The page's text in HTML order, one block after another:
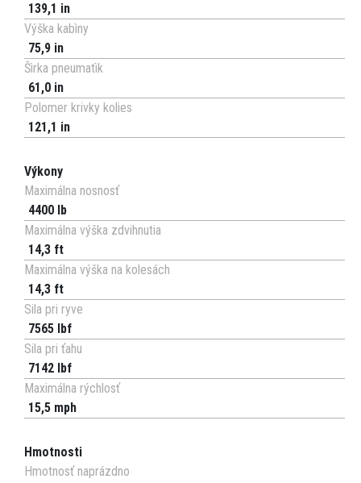
139,1 in
Výška kabìny
75,9 in
Šìrka pneumatìk
61,0 in
Polomer krivky kolies
121,1 in
Výkony
Maximálna nosnosť
4400 lb
Maximálna výška zdvihnutia
14,3 ft
Maximálna výška na kolesách
14,3 ft
Sila pri ryve
7565 lbf
Sila pri ťahu
7142 lbf
Maximálna rýchlosť
15,5 mph
Hmotnosti
Hmotnosť naprázdno